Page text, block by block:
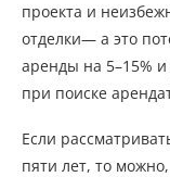
проекта и
отделки— а это
аренды на 5–15%
при поиске
Если
пяти лет, то